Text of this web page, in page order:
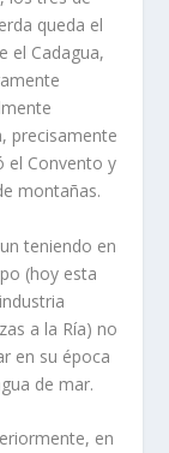
queda el
el Cadagua,
precisamente
el Convento y
montañas.
teniendo en
(hoy esta
a la Ría) no
en su época
de mar.
en